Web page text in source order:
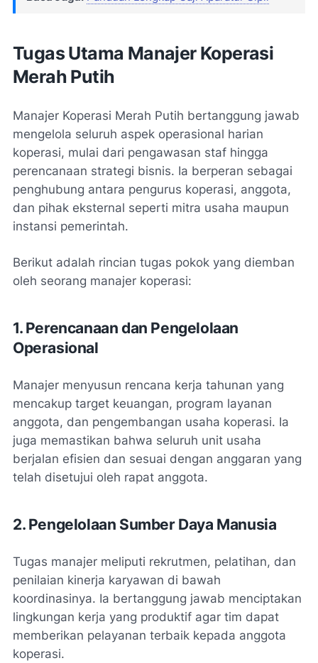
Tugas Utama Manajer Koperasi
Merah Putih
Manajer Koperasi Merah Putih bertanggung jawab
mengelola seluruh aspek operasional harian
koperasi, mulai dari pengawasan staf hingga
perencanaan strategi bisnis. Ia berperan sebagai
penghubung antara pengurus koperasi, anggota,
dan pihak eksternal seperti mitra usaha maupun
instansi pemerintah.
Berikut adalah rincian tugas pokok yang diemban
oleh seorang manajer koperasi:
1. Perencanaan dan Pengelolaan
Operasional
Manajer menyusun rencana kerja tahunan yang
mencakup target keuangan, program layanan
anggota, dan pengembangan usaha koperasi. Ia
juga memastikan bahwa seluruh unit usaha
berjalan efisien dan sesuai dengan anggaran yang
telah disetujui oleh rapat anggota.
2. Pengelolaan Sumber Daya Manusia
Tugas manajer meliputi rekrutmen, pelatihan, dan
penilaian kinerja karyawan di bawah
koordinasinya. Ia bertanggung jawab menciptakan
lingkungan kerja yang produktif agar tim dapat
memberikan pelayanan terbaik kepada anggota
koperasi.